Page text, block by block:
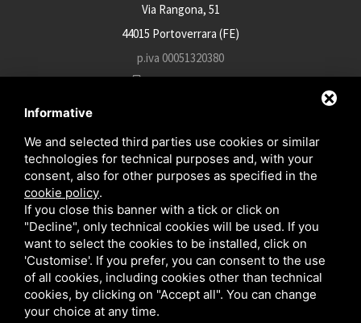
Via Rangona, 51
44015 Portoverrara (FE)
p.iva 00051320380
+39 0532 812934
FR IT EN
Ce site est protégé par Google reCAPTCHA v3,
Informative
We and selected third parties use cookies or similar
technologies for technical purposes and, with your
consent, also for other purposes as specified in the
cookie policy.
If you close this banner with a tick or click on
"Decline", only technical cookies will be used. If you
want to select the cookies to be installed, click on
'Customise'. If you prefer, you can consent to the use
of all cookies, including cookies other than technical
cookies, by clicking on "Accept all". You can change
your choice at any time.